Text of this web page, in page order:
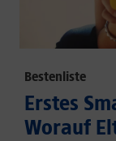
Bestenliste
Erstes
Worauf